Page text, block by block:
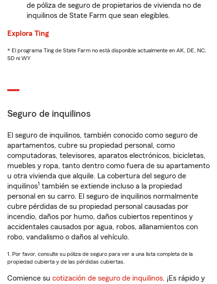
de póliza de seguro de propietarios de vivienda no de
inquilinos de State Farm que sean elegibles.
Explora Ting
* El programa Ting de State Farm no está disponible actualmente en AK, DE, NC,
SD ni WY
Seguro de inquilinos
El seguro de inquilinos, también conocido como seguro de
apartamentos, cubre su propiedad personal, como
computadoras, televisores, aparatos electrónicos, bicicletas,
muebles y ropa, tanto dentro como fuera de su apartamento
u otra vivienda que alquile. La cobertura del seguro de
inquilinos1 también se extiende incluso a la propiedad
personal en su carro. El seguro de inquilinos normalmente
cubre pérdidas de su propiedad personal causadas por
incendio, daños por humo, daños cubiertos repentinos y
accidentales causados por agua, robos, allanamientos con
robo, vandalismo o daños al vehículo.
1. Por favor, consulte su póliza de seguro para ver a una lista completa de la
propiedad cubierta y de las pérdidas cubiertas.
Comience su cotización de seguro de inquilinos. ¡Es rápido y